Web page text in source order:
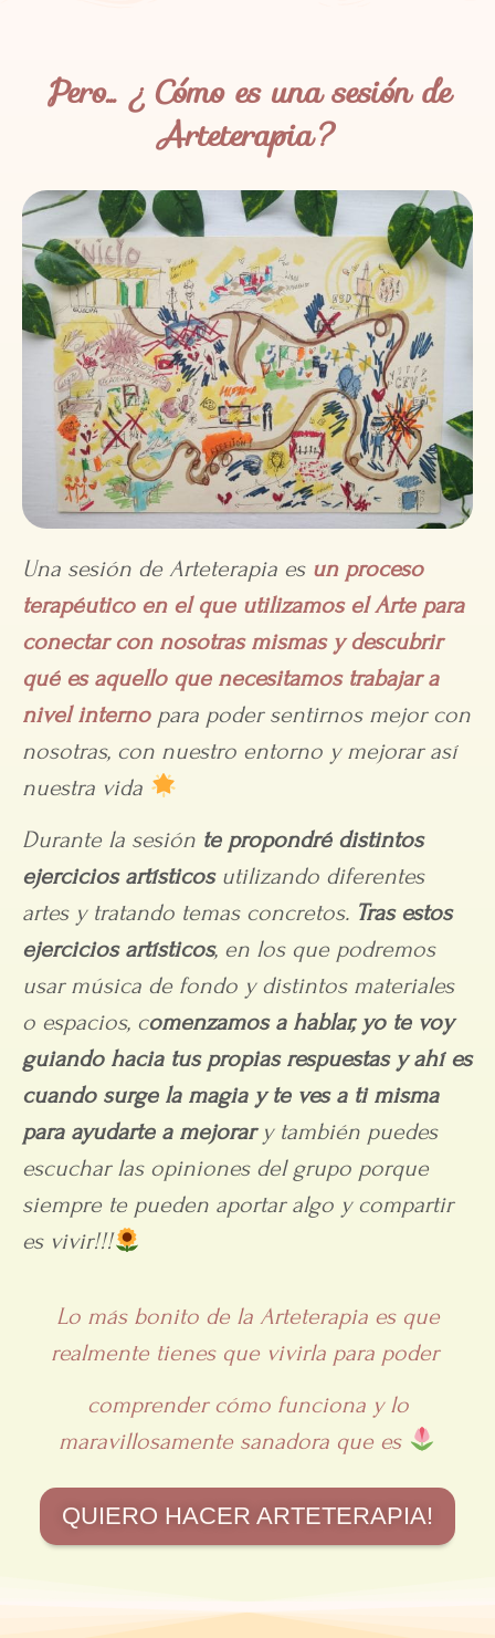
Pero... ¿Cómo es una sesión de
Arteterapia?
Una sesión de Arteterapia esun proceso
terapéutico en el que utilizamos el Arte para
conectar con nosotras mismas y descubrir
qué es aquello que necesitamos trabajar a
nivel interno para poder sentirnos mejor con
nosotras, con nuestro entorno y mejorar así
nuestra vida
Durante la sesión te propondré distintos
ejercicios artísticosutilizando diferentes
artes y tratando temas concretos. Tras estos
ejercicios artísticos, en los que podremos
usar música de fondo y distintos materiales
o espacios, comenzamos a hablar, yo te voy
guiando hacia tus propias respuestas y ahí es
cuando surge la magia y te ves a ti misma
para ayudarte a mejorary también puedes
escuchar las opiniones del grupo porque
siempre te pueden aportar algo y compartir
es vivir!!!
Lo más bonito de la Arteterapia es que
realmente tienes que vivirla para poder
comprender cómo funciona y lo
maravillosamente sanadora que es
QUIERO HACER ARTETERAPIA!